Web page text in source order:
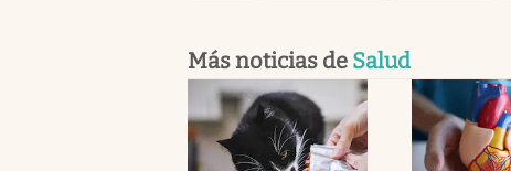
Más noticias de Salud